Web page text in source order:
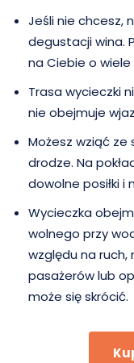
Jeśli nie chcesz,
degustacji wina.
na Ciebie o
Trasa wycieczki
nie obejmuje
Możesz wziąć
drodze. Na
dowolne posiłki i
Wycieczka
wolnego przy
względu na ruch,
pasażerów lub
może się skrócić.